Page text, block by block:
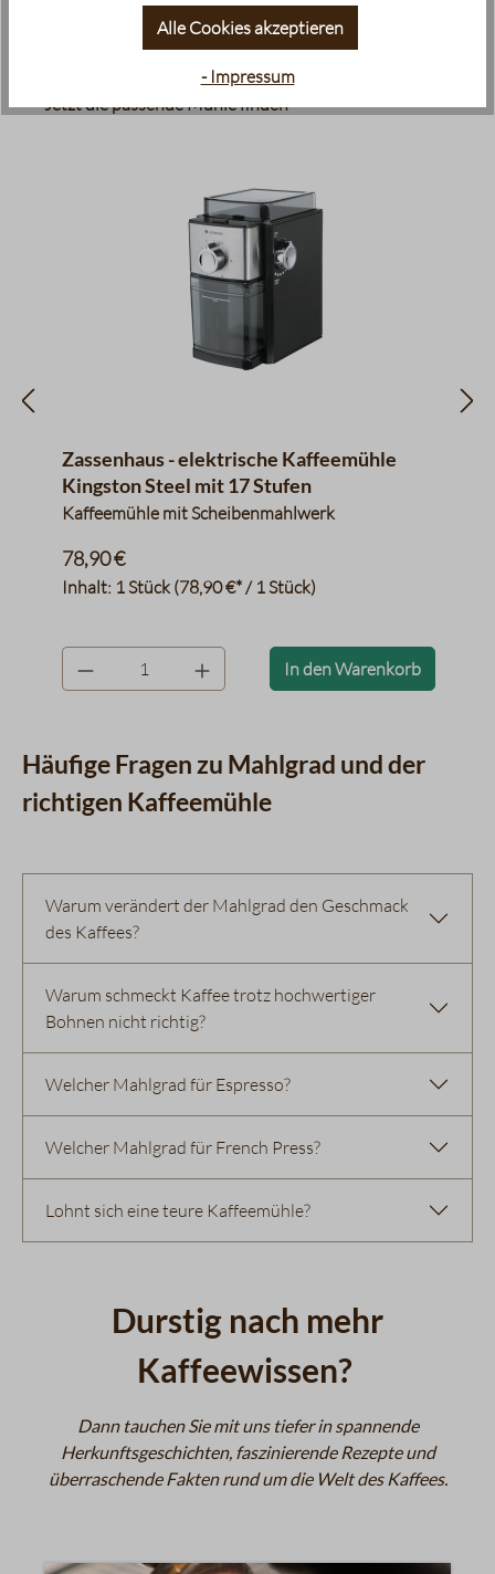
Produktgalerie überspringen
Jetzt die passende Mühle finden
Zassenhaus - elektrische Kaffeemühle
Kingston Steel mit 17 Stufen
Kaffeemühle mit Scheibenmahlwerk
Inhalt: 1 Stück(78,90 €* / 1 Stück)
78,90 €
product.quantityLabel In den Warenkorb
Häufige Fragen zu Mahlgrad und der
richtigen Kaffeemühle
Warum verändert der Mahlgrad den Geschmack
des Kaffees?
Warum schmeckt Kaffee trotz hochwertiger
Bohnen nicht richtig?
Welcher Mahlgrad für Espresso?
Welcher Mahlgrad für French Press?
Lohnt sich eine teure Kaffeemühle?
Durstig nach mehr
Kaffeewissen?
Dann tauchen Sie mit uns tiefer in spannende
Herkunftsgeschichten, faszinierende Rezepte und
überraschende Fakten rund um die Welt des Kaffees.
Alle Cookies akzeptieren
- Impressum